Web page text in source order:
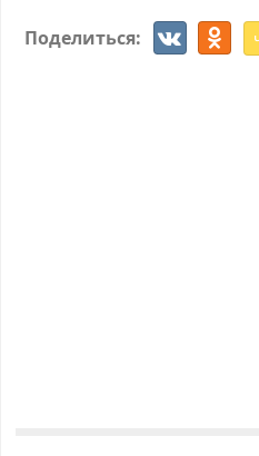
Поделиться: